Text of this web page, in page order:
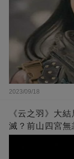
2023/09/18
《云之羽》大
滅？前山四宮無